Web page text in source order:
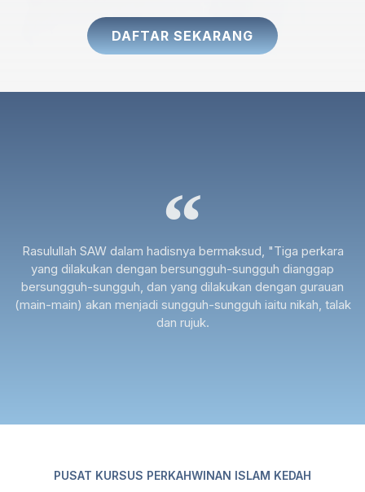
DAFTAR SEKARANG
Rasulullah SAW dalam hadisnya bermaksud, "Tiga perkara
yang dilakukan dengan bersungguh-sungguh dianggap
bersungguh-sungguh, dan yang dilakukan dengan gurauan
(main-main) akan menjadi sungguh-sungguh iaitu nikah, talak
dan rujuk.
PUSAT KURSUS PERKAHWINAN ISLAM KEDAH